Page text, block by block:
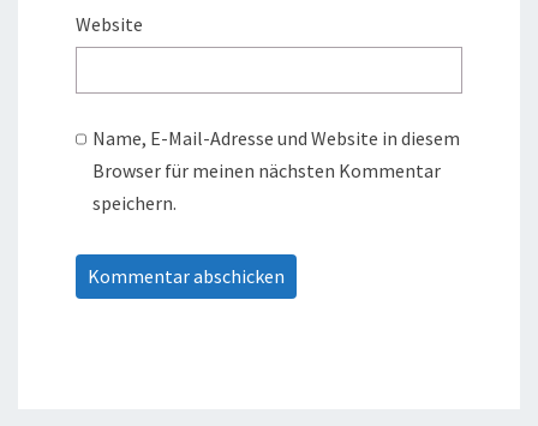
Website
Name, E-Mail-Adresse und Website in diesem
Browser für meinen nächsten Kommentar
speichern.